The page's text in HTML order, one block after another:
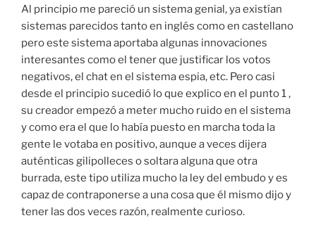
Al principio me pareció un sistema genial, ya existían
sistemas parecidos tanto en inglés como en castellano
pero este sistema aportaba algunas innovaciones
interesantes como el tener que justificar los votos
negativos, el chat en el sistema espia, etc. Pero casi
desde el principio sucedió lo que explico en el punto 1 ,
su creador empezó a meter mucho ruido en el sistema
y como era el que lo había puesto en marcha toda la
gente le votaba en positivo, aunque a veces dijera
auténticas gilipolleces o soltara alguna que otra
burrada, este tipo utiliza mucho la ley del embudo y es
capaz de contraponerse a una cosa que él mismo dijo y
tener las dos veces razón, realmente curioso.